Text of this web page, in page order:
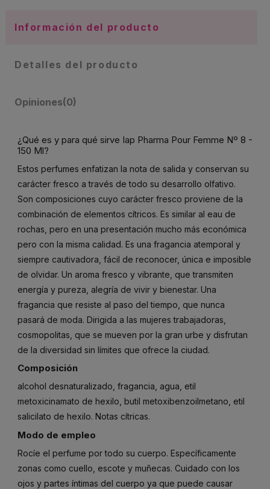
Información del producto
Detalles del producto
Opiniones(0)
¿Qué es y para qué sirve Iap Pharma Pour Femme Nº 8 -
150 Ml?
Estos perfumes enfatizan la nota de salida y conservan su
carácter fresco a través de todo su desarrollo olfativo.
Son composiciones cuyo carácter fresco proviene de la
combinación de elementos cítricos. Es similar al eau de
rochas, pero en una presentación mucho más económica
pero con la misma calidad. Es una fragancia atemporal y
siempre cautivadora, fácil de reconocer, única e imposible
de olvidar. Un aroma fresco y vibrante, que transmiten
energía y pureza, alegría de vivir y bienestar. Una
fragancia que resiste al paso del tiempo, que nunca
pasará de moda. Dirigida a las mujeres trabajadoras,
cosmopolitas, que se mueven por la gran urbe y disfrutan
de la diversidad sin límites que ofrece la ciudad.
Composición
alcohol desnaturalizado, fragancia, agua, etil
metoxicinamato de hexilo, butil metoxibenzoilmetano, etil
salicilato de hexilo. Notas cítricas.
Modo de empleo
Rocíe el perfume por todo su cuerpo. Específicamente
zonas como cuello, escote y muñecas. Cuidado con los
ojos y partes íntimas del cuerpo ya que puede causar